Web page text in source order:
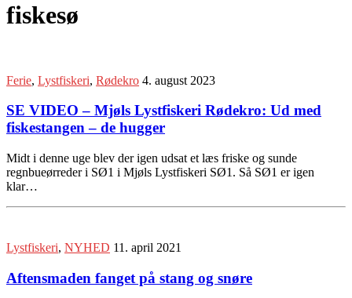
fiskesø
Ferie, Lystfiskeri, Rødekro 4. august 2023
SE VIDEO – Mjøls Lystfiskeri Rødekro: Ud med
fiskestangen – de hugger
Midt i denne uge blev der igen udsat et læs friske og sunde
regnbueørreder i SØ1 i Mjøls Lystfiskeri SØ1. Så SØ1 er igen
klar…
Lystfiskeri, NYHED 11. april 2021
Aftensmaden fanget på stang og snøre